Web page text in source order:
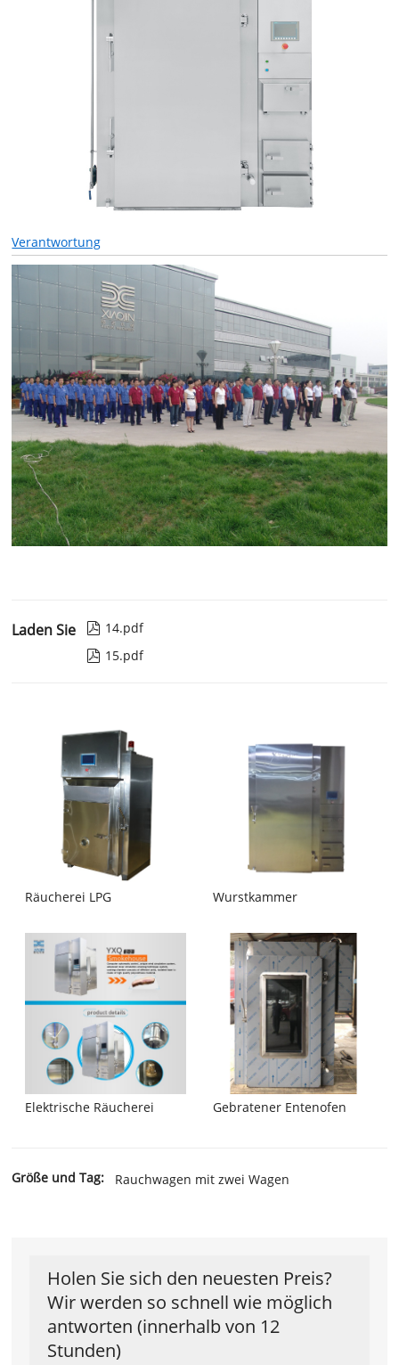
Verantwortung
Laden Sie  14.pdf
 15.pdf
Räucherei LPG Wurstkammer
Elektrische Räucherei Gebratener Entenofen
Größe und Tag: Rauchwagen mit zwei Wagen
Holen Sie sich den neuesten Preis?
Wir werden so schnell wie möglich
antworten (innerhalb von 12
Stunden)